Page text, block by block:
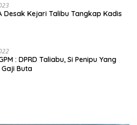
Desak Kejari Talibu Tangkap Kadis
: DPRD Taliabu, Si Penipu Yang
Buta